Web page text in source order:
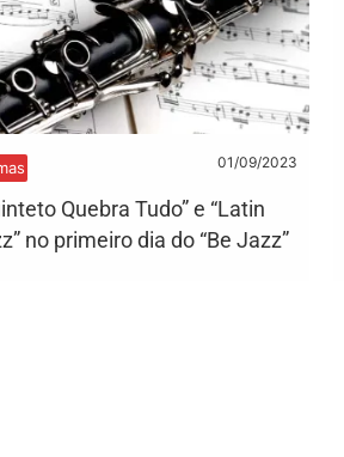
01/09/2023
Quebra Tudo” e “Latin
no primeiro dia do “Be Jazz”